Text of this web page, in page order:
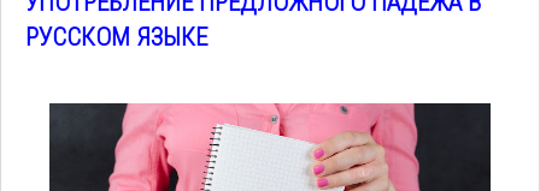
РУССКОМ ЯЗЫКЕ